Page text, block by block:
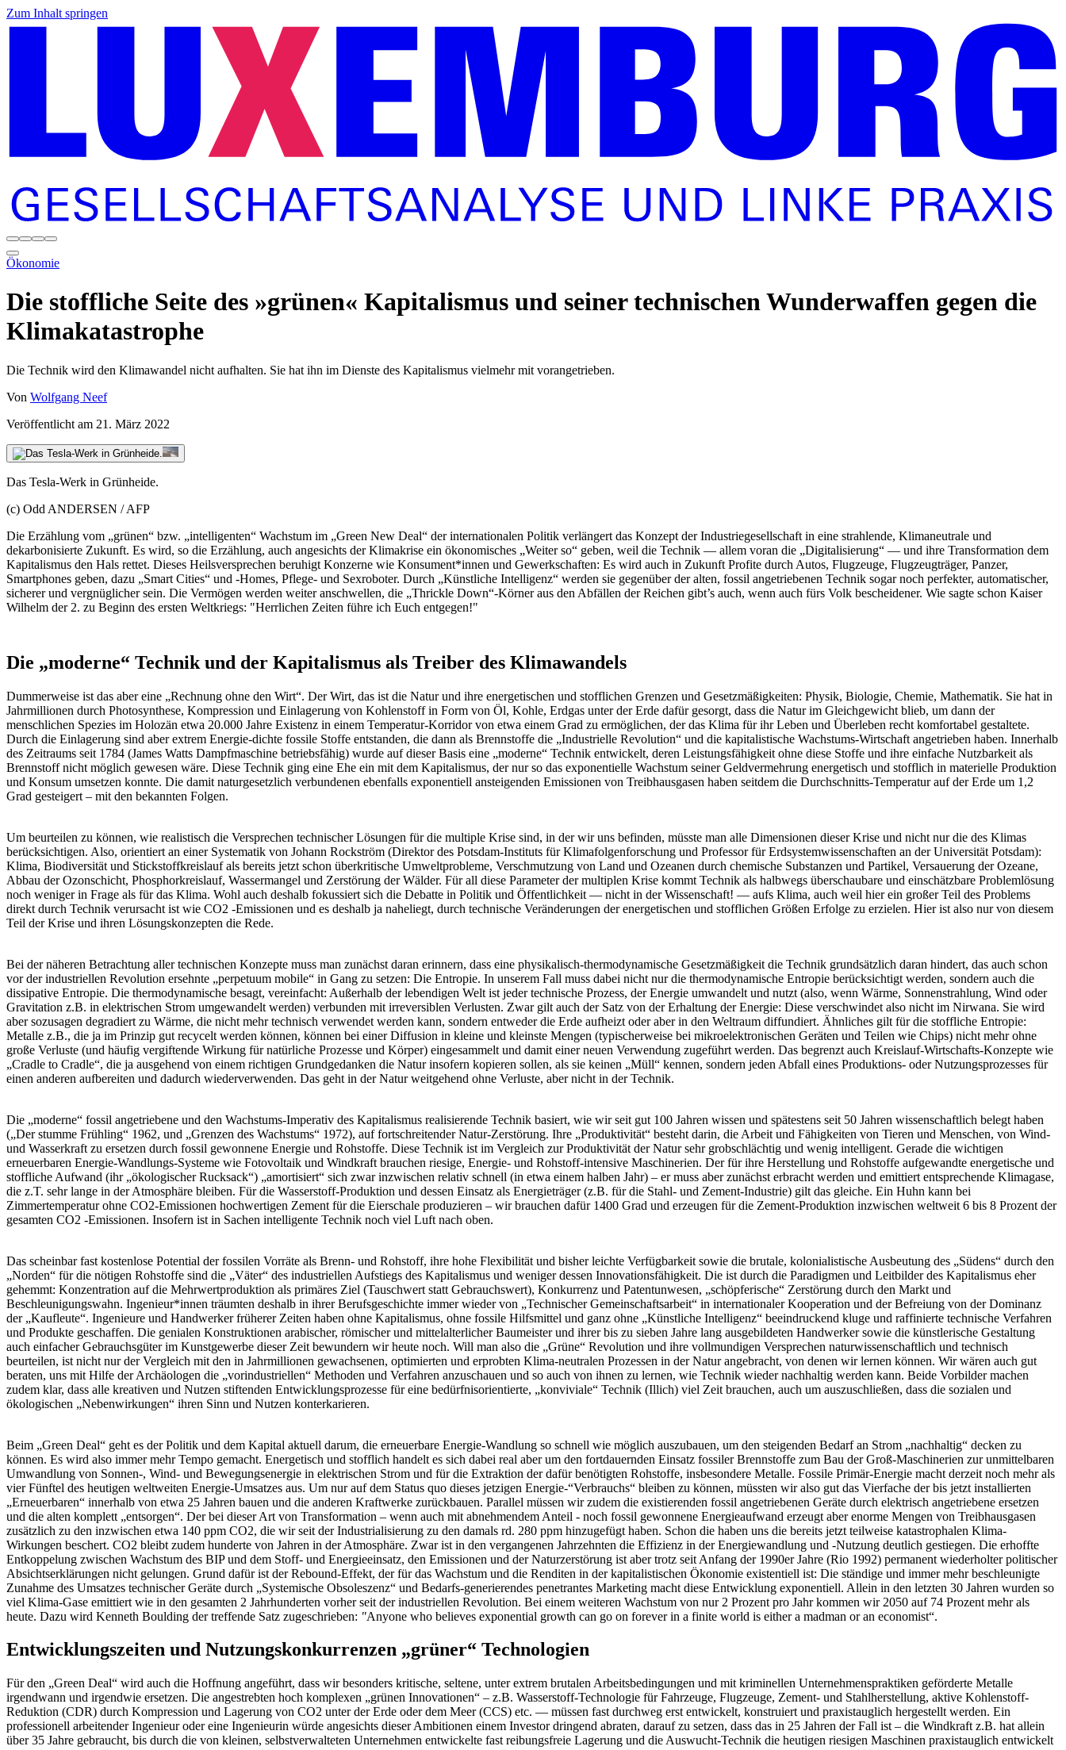
Zum Inhalt springen
Ökonomie
Die stoffliche Seite des »grünen« Kapitalismus und seiner technischen Wunderwaffen gegen die
Klimakatastrophe
Die Technik wird den Klimawandel nicht aufhalten. Sie hat ihn im Dienste des Kapitalismus vielmehr mit vorangetrieben.
Von Wolfgang Neef
Veröffentlicht am 21. März 2022
Das Tesla-Werk in Grünheide.
(c) Odd ANDERSEN / AFP
Die Erzählung vom „grünen“ bzw. „intelligenten“ Wachstum im „Green New Deal“ der internationalen Politik verlängert das Konzept der Industriegesellschaft in eine strahlende, Klimaneutrale und
dekarbonisierte Zukunft. Es wird, so die Erzählung, auch angesichts der Klimakrise ein ökonomisches „Weiter so“ geben, weil die Technik — allem voran die „Digitalisierung“ — und ihre Transformation dem
Kapitalismus den Hals rettet. Dieses Heilsversprechen beruhigt Konzerne wie Konsument*innen und Gewerkschaften: Es wird auch in Zukunft Profite durch Autos, Flugzeuge, Flugzeugträger, Panzer,
Smartphones geben, dazu „Smart Cities“ und -Homes, Pflege- und Sexroboter. Durch „Künstliche Intelligenz“ werden sie gegenüber der alten, fossil angetriebenen Technik sogar noch perfekter, automatischer,
sicherer und vergnüglicher sein. Die Vermögen werden weiter anschwellen, die „Thrickle Down“-Körner aus den Abfällen der Reichen gibt’s auch, wenn auch fürs Volk bescheidener. Wie sagte schon Kaiser
Wilhelm der 2. zu Beginn des ersten Weltkriegs: "Herrlichen Zeiten führe ich Euch entgegen!"
Die „moderne“ Technik und der Kapitalismus als Treiber des Klimawandels
Dummerweise ist das aber eine „Rechnung ohne den Wirt“. Der Wirt, das ist die Natur und ihre energetischen und stofflichen Grenzen und Gesetzmäßigkeiten: Physik, Biologie, Chemie, Mathematik. Sie hat in
Jahrmillionen durch Photosynthese, Kompression und Einlagerung von Kohlenstoff in Form von Öl, Kohle, Erdgas unter der Erde dafür gesorgt, dass die Natur im Gleichgewicht blieb, um dann der
menschlichen Spezies im Holozän etwa 20.000 Jahre Existenz in einem Temperatur-Korridor von etwa einem Grad zu ermöglichen, der das Klima für ihr Leben und Überleben recht komfortabel gestaltete.
Durch die Einlagerung sind aber extrem Energie-dichte fossile Stoffe entstanden, die dann als Brennstoffe die „Industrielle Revolution“ und die kapitalistische Wachstums-Wirtschaft angetrieben haben. Innerhalb
des Zeitraums seit 1784 (James Watts Dampfmaschine betriebsfähig) wurde auf dieser Basis eine „moderne“ Technik entwickelt, deren Leistungsfähigkeit ohne diese Stoffe und ihre einfache Nutzbarkeit als
Brennstoff nicht möglich gewesen wäre. Diese Technik ging eine Ehe ein mit dem Kapitalismus, der nur so das exponentielle Wachstum seiner Geldvermehrung energetisch und stofflich in materielle Produktion
und Konsum umsetzen konnte. Die damit naturgesetzlich verbundenen ebenfalls exponentiell ansteigenden Emissionen von Treibhausgasen haben seitdem die Durchschnitts-Temperatur auf der Erde um 1,2
Grad gesteigert – mit den bekannten Folgen.
Um beurteilen zu können, wie realistisch die Versprechen technischer Lösungen für die multiple Krise sind, in der wir uns befinden, müsste man alle Dimensionen dieser Krise und nicht nur die des Klimas
berücksichtigen. Also, orientiert an einer Systematik von Johann Rockström (Direktor des Potsdam-Instituts für Klimafolgenforschung und Professor für Erdsystemwissenschaften an der Universität Potsdam):
Klima, Biodiversität und Stickstoffkreislauf als bereits jetzt schon überkritische Umweltprobleme, Verschmutzung von Land und Ozeanen durch chemische Substanzen und Partikel, Versauerung der Ozeane,
Abbau der Ozonschicht, Phosphorkreislauf, Wassermangel und Zerstörung der Wälder. Für all diese Parameter der multiplen Krise kommt Technik als halbwegs überschaubare und einschätzbare Problemlösung
noch weniger in Frage als für das Klima. Wohl auch deshalb fokussiert sich die Debatte in Politik und Öffentlichkeit — nicht in der Wissenschaft! — aufs Klima, auch weil hier ein großer Teil des Problems
direkt durch Technik verursacht ist wie CO2 -Emissionen und es deshalb ja naheliegt, durch technische Veränderungen der energetischen und stofflichen Größen Erfolge zu erzielen. Hier ist also nur von diesem
Teil der Krise und ihren Lösungskonzepten die Rede.
Bei der näheren Betrachtung aller technischen Konzepte muss man zunächst daran erinnern, dass eine physikalisch-thermodynamische Gesetzmäßigkeit die Technik grundsätzlich daran hindert, das auch schon
vor der industriellen Revolution ersehnte „perpetuum mobile“ in Gang zu setzen: Die Entropie. In unserem Fall muss dabei nicht nur die thermodynamische Entropie berücksichtigt werden, sondern auch die
dissipative Entropie. Die thermodynamische besagt, vereinfacht: Außerhalb der lebendigen Welt ist jeder technische Prozess, der Energie umwandelt und nutzt (also, wenn Wärme, Sonnenstrahlung, Wind oder
Gravitation z.B. in elektrischen Strom umgewandelt werden) verbunden mit irreversiblen Verlusten. Zwar gilt auch der Satz von der Erhaltung der Energie: Diese verschwindet also nicht im Nirwana. Sie wird
aber sozusagen degradiert zu Wärme, die nicht mehr technisch verwendet werden kann, sondern entweder die Erde aufheizt oder aber in den Weltraum diffundiert. Ähnliches gilt für die stoffliche Entropie:
Metalle z.B., die ja im Prinzip gut recycelt werden können, können bei einer Diffusion in kleine und kleinste Mengen (typischerweise bei mikroelektronischen Geräten und Teilen wie Chips) nicht mehr ohne
große Verluste (und häufig vergiftende Wirkung für natürliche Prozesse und Körper) eingesammelt und damit einer neuen Verwendung zugeführt werden. Das begrenzt auch Kreislauf-Wirtschafts-Konzepte wie
„Cradle to Cradle“, die ja ausgehend von einem richtigen Grundgedanken die Natur insofern kopieren sollen, als sie keinen „Müll“ kennen, sondern jeden Abfall eines Produktions- oder Nutzungsprozesses für
einen anderen aufbereiten und dadurch wiederverwenden. Das geht in der Natur weitgehend ohne Verluste, aber nicht in der Technik.
Die „moderne“ fossil angetriebene und den Wachstums-Imperativ des Kapitalismus realisierende Technik basiert, wie wir seit gut 100 Jahren wissen und spätestens seit 50 Jahren wissenschaftlich belegt haben
(„Der stumme Frühling“ 1962, und „Grenzen des Wachstums“ 1972), auf fortschreitender Natur-Zerstörung. Ihre „Produktivität“ besteht darin, die Arbeit und Fähigkeiten von Tieren und Menschen, von Wind-
und Wasserkraft zu ersetzen durch fossil gewonnene Energie und Rohstoffe. Diese Technik ist im Vergleich zur Produktivität der Natur sehr grobschlächtig und wenig intelligent. Gerade die wichtigen
erneuerbaren Energie-Wandlungs-Systeme wie Fotovoltaik und Windkraft brauchen riesige, Energie- und Rohstoff-intensive Maschinerien. Der für ihre Herstellung und Rohstoffe aufgewandte energetische und
stoffliche Aufwand (ihr „ökologischer Rucksack“) „amortisiert“ sich zwar inzwischen relativ schnell (in etwa einem halben Jahr) – er muss aber zunächst erbracht werden und emittiert entsprechende Klimagase,
die z.T. sehr lange in der Atmosphäre bleiben. Für die Wasserstoff-Produktion und dessen Einsatz als Energieträger (z.B. für die Stahl- und Zement-Industrie) gilt das gleiche. Ein Huhn kann bei
Zimmertemperatur ohne CO2-Emissionen hochwertigen Zement für die Eierschale produzieren – wir brauchen dafür 1400 Grad und erzeugen für die Zement-Produktion inzwischen weltweit 6 bis 8 Prozent der
gesamten CO2 -Emissionen. Insofern ist in Sachen intelligente Technik noch viel Luft nach oben.
Das scheinbar fast kostenlose Potential der fossilen Vorräte als Brenn- und Rohstoff, ihre hohe Flexibilität und bisher leichte Verfügbarkeit sowie die brutale, kolonialistische Ausbeutung des „Südens“ durch den
„Norden“ für die nötigen Rohstoffe sind die „Väter“ des industriellen Aufstiegs des Kapitalismus und weniger dessen Innovationsfähigkeit. Die ist durch die Paradigmen und Leitbilder des Kapitalismus eher
gehemmt: Konzentration auf die Mehrwertproduktion als primäres Ziel (Tauschwert statt Gebrauchswert), Konkurrenz und Patentunwesen, „schöpferische“ Zerstörung durch den Markt und
Beschleunigungswahn. Ingenieur*innen träumten deshalb in ihrer Berufsgeschichte immer wieder von „Technischer Gemeinschaftsarbeit“ in internationaler Kooperation und der Befreiung von der Dominanz
der „Kaufleute“. Ingenieure und Handwerker früherer Zeiten haben ohne Kapitalismus, ohne fossile Hilfsmittel und ganz ohne „Künstliche Intelligenz“ beeindruckend kluge und raffinierte technische Verfahren
und Produkte geschaffen. Die genialen Konstruktionen arabischer, römischer und mittelalterlicher Baumeister und ihrer bis zu sieben Jahre lang ausgebildeten Handwerker sowie die künstlerische Gestaltung
auch einfacher Gebrauchsgüter im Kunstgewerbe dieser Zeit bewundern wir heute noch. Will man also die „Grüne“ Revolution und ihre vollmundigen Versprechen naturwissenschaftlich und technisch
beurteilen, ist nicht nur der Vergleich mit den in Jahrmillionen gewachsenen, optimierten und erprobten Klima-neutralen Prozessen in der Natur angebracht, von denen wir lernen können. Wir wären auch gut
beraten, uns mit Hilfe der Archäologen die „vorindustriellen“ Methoden und Verfahren anzuschauen und so auch von ihnen zu lernen, wie Technik wieder nachhaltig werden kann. Beide Vorbilder machen
zudem klar, dass alle kreativen und Nutzen stiftenden Entwicklungsprozesse für eine bedürfnisorientierte, „konviviale“ Technik (Illich) viel Zeit brauchen, auch um auszuschließen, dass die sozialen und
ökologischen „Nebenwirkungen“ ihren Sinn und Nutzen konterkarieren.
Beim „Green Deal“ geht es der Politik und dem Kapital aktuell darum, die erneuerbare Energie-Wandlung so schnell wie möglich auszubauen, um den steigenden Bedarf an Strom „nachhaltig“ decken zu
können. Es wird also immer mehr Tempo gemacht. Energetisch und stofflich handelt es sich dabei real aber um den fortdauernden Einsatz fossiler Brennstoffe zum Bau der Groß-Maschinerien zur unmittelbaren
Umwandlung von Sonnen-, Wind- und Bewegungsenergie in elektrischen Strom und für die Extraktion der dafür benötigten Rohstoffe, insbesondere Metalle. Fossile Primär-Energie macht derzeit noch mehr als
vier Fünftel des heutigen weltweiten Energie-Umsatzes aus. Um nur auf dem Status quo dieses jetzigen Energie-“Verbrauchs“ bleiben zu können, müssten wir also gut das Vierfache der bis jetzt installierten
„Erneuerbaren“ innerhalb von etwa 25 Jahren bauen und die anderen Kraftwerke zurückbauen. Parallel müssen wir zudem die existierenden fossil angetriebenen Geräte durch elektrisch angetriebene ersetzen
und die alten komplett „entsorgen“. Der bei dieser Art von Transformation – wenn auch mit abnehmendem Anteil - noch fossil gewonnene Energieaufwand erzeugt aber enorme Mengen von Treibhausgasen
zusätzlich zu den inzwischen etwa 140 ppm CO2, die wir seit der Industrialisierung zu den damals rd. 280 ppm hinzugefügt haben. Schon die haben uns die bereits jetzt teilweise katastrophalen Klima-
Wirkungen beschert. CO2 bleibt zudem hunderte von Jahren in der Atmosphäre. Zwar ist in den vergangenen Jahrzehnten die Effizienz in der Energiewandlung und -Nutzung deutlich gestiegen. Die erhoffte
Entkoppelung zwischen Wachstum des BIP und dem Stoff- und Energieeinsatz, den Emissionen und der Naturzerstörung ist aber trotz seit Anfang der 1990er Jahre (Rio 1992) permanent wiederholter politischer
Absichtserklärungen nicht gelungen. Grund dafür ist der Rebound-Effekt, der für das Wachstum und die Renditen in der kapitalistischen Ökonomie existentiell ist: Die ständige und immer mehr beschleunigte
Zunahme des Umsatzes technischer Geräte durch „Systemische Obsoleszenz“ und Bedarfs-generierendes penetrantes Marketing macht diese Entwicklung exponentiell. Allein in den letzten 30 Jahren wurden so
viel Klima-Gase emittiert wie in den gesamten 2 Jahrhunderten vorher seit der industriellen Revolution. Bei einem weiteren Wachstum von nur 2 Prozent pro Jahr kommen wir 2050 auf 74 Prozent mehr als
heute. Dazu wird Kenneth Boulding der treffende Satz zugeschrieben: "Anyone who believes exponential growth can go on forever in a finite world is either a madman or an economist“.
Entwicklungszeiten und Nutzungskonkurrenzen „grüner“ Technologien
Für den „Green Deal“ wird auch die Hoffnung angeführt, dass wir besonders kritische, seltene, unter extrem brutalen Arbeitsbedingungen und mit kriminellen Unternehmenspraktiken geförderte Metalle
irgendwann und irgendwie ersetzen. Die angestrebten hoch komplexen „grünen Innovationen“ – z.B. Wasserstoff-Technologie für Fahrzeuge, Flugzeuge, Zement- und Stahlherstellung, aktive Kohlenstoff-
Reduktion (CDR) durch Kompression und Lagerung von CO2 unter der Erde oder dem Meer (CCS) etc. — müssen fast durchweg erst entwickelt, konstruiert und praxistauglich hergestellt werden. Ein
professionell arbeitender Ingenieur oder eine Ingenieurin würde angesichts dieser Ambitionen einem Investor dringend abraten, darauf zu setzen, dass das in 25 Jahren der Fall ist – die Windkraft z.B. hat allein
über 35 Jahre gebraucht, bis durch die von kleinen, selbstverwalteten Unternehmen entwickelte fast reibungsfreie Lagerung und die Auswucht-Technik die heutigen riesigen Maschinen praxistauglich entwickelt